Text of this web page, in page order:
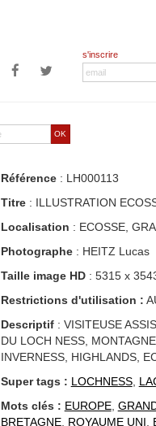
s'inscrire
OK
Référence: LH000113
Titre: ILLUSTRATION
Localisation : ECOSSE,
Photographe: HEITZ Lucas
Taille image HD: 5315 x
Restrictions d'utilisation :
Descriptif: VISITEUSE
DU LOCH NESS,
INVERNESS, HIGHLANDS,
Super tags : LOCHNESS,
Mots clés : EUROPE,
BRETAGNE, ROYAUME UNI